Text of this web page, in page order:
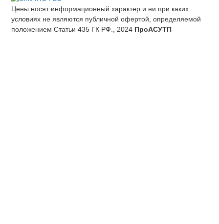
Цены носят информационный характер и ни при каких
условиях не являются публичной офертой, определяемой
положением Статьи 435 ГК РФ., 2024 ПроАСУТП